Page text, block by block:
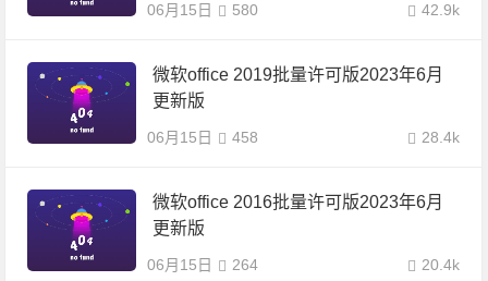
06月15日 42.9k
580
微软office 2019批量许可版2023年6月
更新版
06月15日 28.4k
458
微软office 2016批量许可版2023年6月
更新版
06月15日 20.4k
264